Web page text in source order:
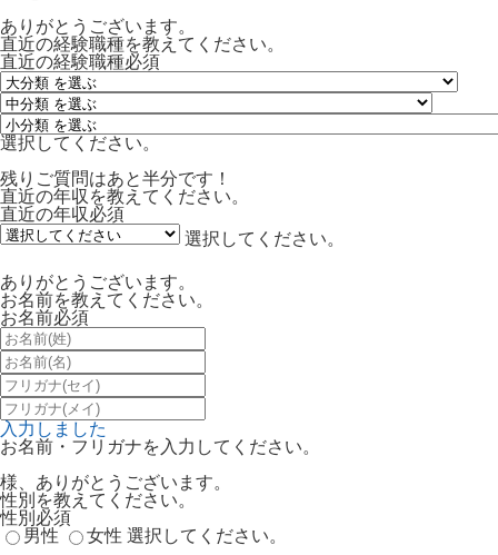
ありがとうございます。
直近の経験職種を教えてください。
直近の経験職種必須
選択してください。
残りご質問はあと半分です！
直近の年収を教えてください。
直近の年収必須
選択してください。
ありがとうございます。
お名前を教えてください。
お名前必須
入力しました
お名前・フリガナを入力してください。
様、ありがとうございます。
性別を教えてください。
性別 必須
男性
女性 選択してください。